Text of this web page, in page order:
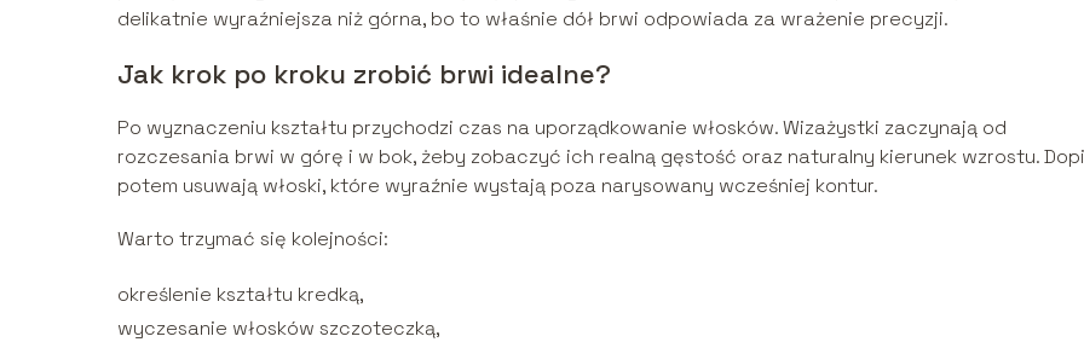
delikatnie wyraźniejsza niż górna, bo to właśnie dół brwi odpowiada za wrażenie precyzji.
Jak krok po kroku zrobić brwi idealne?
Po wyznaczeniu kształtu przychodzi czas na uporządkowanie włosków. Wizażystki zaczynają od
rozczesania brwi w górę i w bok, żeby zobaczyć ich realną gęstość oraz naturalny kierunek wzrostu.
potem usuwają włoski, które wyraźnie wystają poza narysowany wcześniej kontur.
Warto trzymać się kolejności:
określenie kształtu kredką,
wyczesanie włosków szczoteczką,